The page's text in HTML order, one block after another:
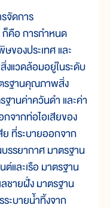
ดการ
คือ การกำหนด
ของประเทศ และ
แวดล้อมอยู่ในระดับ
รฐานคุณภาพสิ่ง
านค่าควันดำ และค่า
จากท่อไอเสียของ
ที่ระบายออกจาก
รรยากาศ มาตรฐาน
และเรือ มาตรฐาน
ชายฝั่ง มาตรฐาน
ะบายน้ำทิ้งจาก